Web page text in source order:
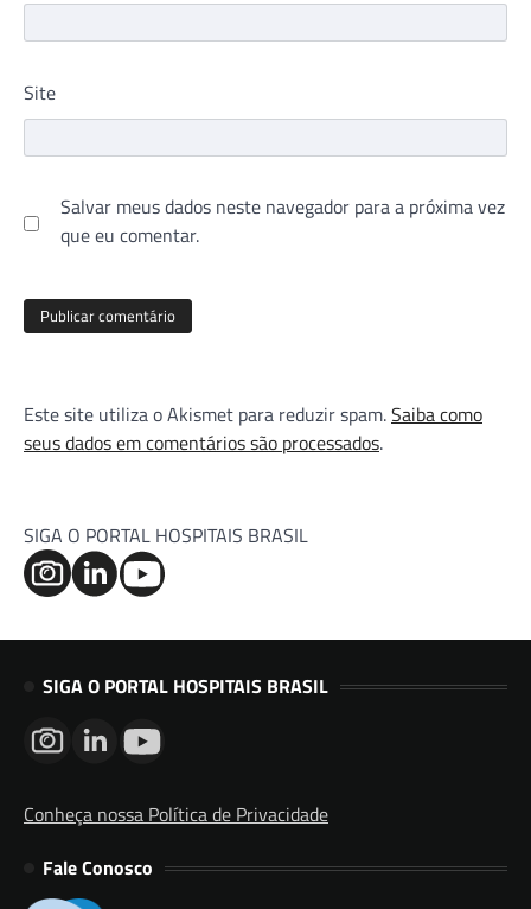
Site
Salvar meus dados neste navegador para a próxima vez
que eu comentar.
Este site utiliza o Akismet para reduzir spam.Saiba como
seus dados em comentários são processados.
SIGA O PORTAL HOSPITAIS BRASIL
SIGA O PORTAL HOSPITAIS BRASIL
Conheça nossa Política de Privacidade
Fale Conosco